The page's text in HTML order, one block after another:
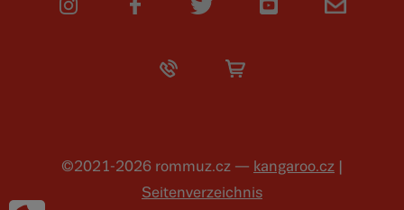
©2021-2026 rommuz.cz — kangaroo.cz|
Seitenverzeichnis